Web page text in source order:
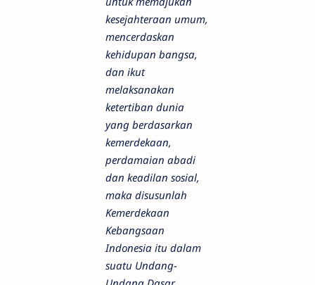
kesejahteraan umum,
mencerdaskan
kehidupan bangsa,
dan ikut
melaksanakan
ketertiban dunia
yang berdasarkan
kemerdekaan,
perdamaian abadi
dan keadilan sosial,
maka disusunlah
Kemerdekaan
Kebangsaan
Indonesia itu dalam
suatu Undang-